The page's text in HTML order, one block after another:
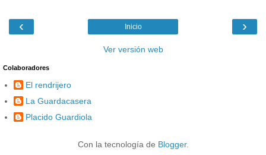
‹ ›
Inicio
Ver versión web
Colaboradores
El rendrijero
La Guardacasera
Placido Guardiola
Con la tecnología de Blogger.